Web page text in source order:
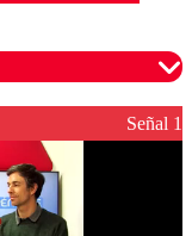
garantizar un
Señal 1